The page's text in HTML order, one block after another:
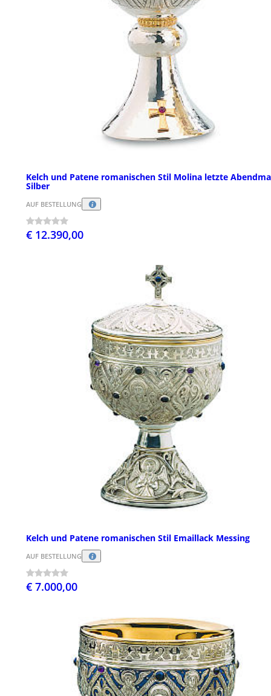
Kelch und Patene romanischen Stil Molina letzte
Silber
AUF BESTELLUNG
€ 12.390,00
Kelch und Patene romanischen Stil Emaillack Messing
AUF BESTELLUNG
€ 7.000,00